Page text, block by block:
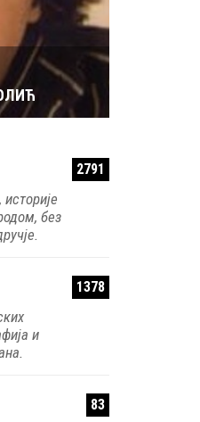
2791
без
1378
и
83